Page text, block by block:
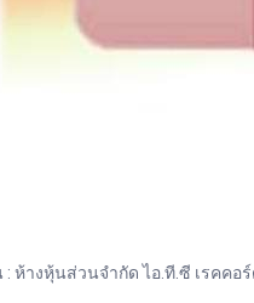
ห้างหุ้นส่วนจำกัด ไอ.ที.ซี เรคคอ